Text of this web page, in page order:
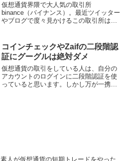
仮想通貨界隈で大人気の取引所
binance（バイナンス）。最近ツイッター
やブログで度々見かけるこの取引所は本
に紹介します。
コインチェックやZaifの二段階認
証にグーグルは絶対ダメ
仮想通貨の取引をしている人は、自分の
アカウントのログインに二段階認証を使
っていると思います。しかし万が一携帯
素人が仮想通貨の短期トレードをやった